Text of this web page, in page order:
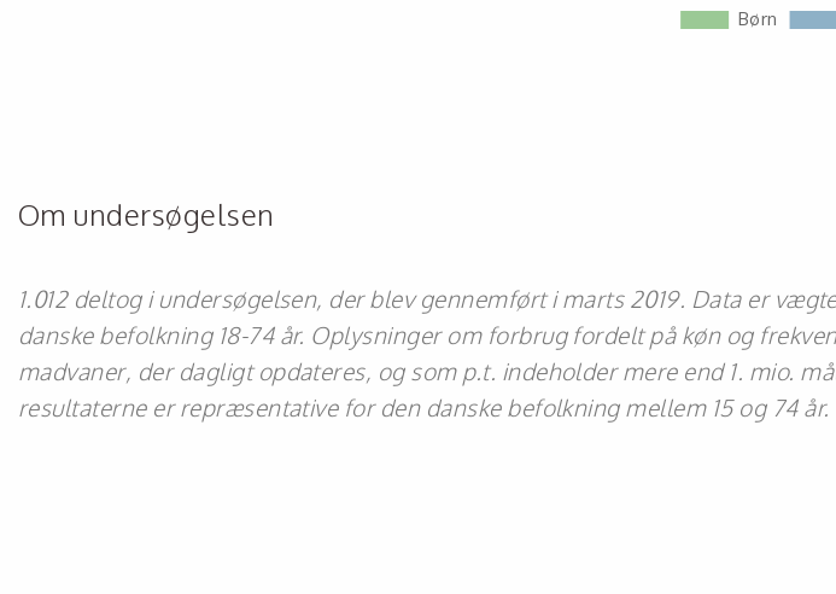
Om undersøgelsen
1.012 deltog i undersøgelsen, der blev gennemført i marts 2019. Data er
danske befolkning 18-74 år. Oplysninger om forbrug fordelt på køn og
madvaner, der dagligt opdateres, og som p.t. indeholder mere end 1. mio.
resultaterne er repræsentative for den danske befolkning mellem 15 og 74 år.